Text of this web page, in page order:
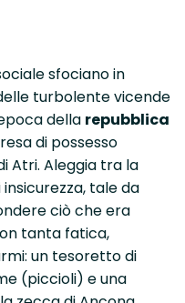
sfociano in
turbolente vicende
della repubblica
di possesso
Atri. Aleggia tra la
tale da
ciò che era
tanta fatica,
un tesoretto di
(piccioli) e una